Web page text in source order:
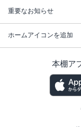
重要なお知らせ
ホームアイコンを追加
本棚ア